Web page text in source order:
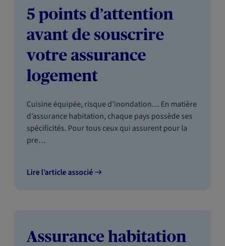
5 points d’attention
avant de souscrire
votre assurance
logement
Cuisine équipée, risque d’inondation… En matière
d’assurance habitation, chaque pays possède ses
spécificités. Pour tous ceux qui assurent pour la
pre…
Lire l’article associé
Assurance habitation